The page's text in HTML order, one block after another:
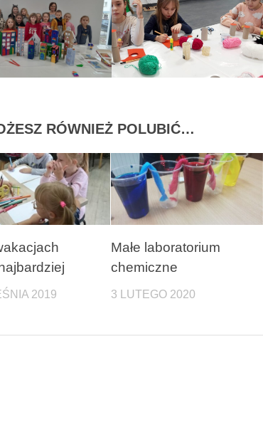
RÓWNIEŻ POLUBIĆ…
2019
Małe laboratorium
chemiczne
3 LUTEGO 2020